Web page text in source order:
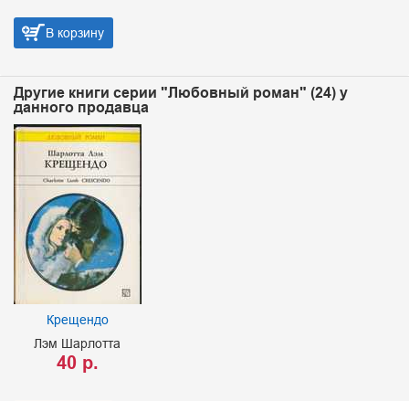
В корзину
Другие книги серии "Любовный роман" (24) у
данного продавца
Крещендо
Лэм Шарлотта
40 р.